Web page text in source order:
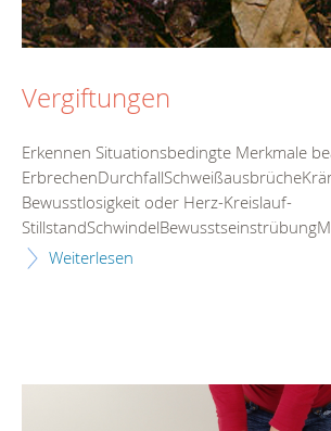
Vergiftungen
Erkennen Situationsbedingte Merkmale
Bewusstlosigkeit oder Herz-Kreislauf-
Weiterlesen